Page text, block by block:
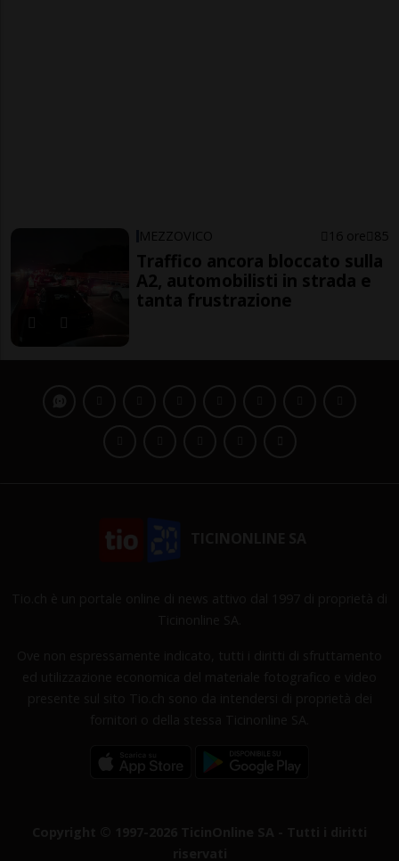
MEZZOVICO 16 ore 85
Traffico ancora bloccato sulla
A2, automobilisti in strada e
tanta frustrazione